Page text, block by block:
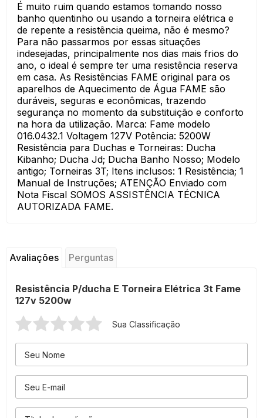
É muito ruim quando estamos tomando nosso
banho quentinho ou usando a torneira elétrica e
de repente a resistência queima, não é mesmo?
Para não passarmos por essas situações
indesejadas, principalmente nos dias mais frios do
ano, o ideal é sempre ter uma resistência reserva
em casa. As Resistências FAME original para os
aparelhos de Aquecimento de Água FAME são
duráveis, seguras e econômicas, trazendo
segurança no momento da substituição e conforto
na hora da utilização. Marca: Fame modelo
016.0432.1 Voltagem 127V Potência: 5200W
Resistência para Duchas e Torneiras: Ducha
Kibanho; Ducha Jd; Ducha Banho Nosso; Modelo
antigo; Torneiras 3T; Itens inclusos: 1 Resistência; 1
Manual de Instruções; ATENÇÃO Enviado com
Nota Fiscal SOMOS ASSISTÊNCIA TÉCNICA
AUTORIZADA FAME.
Avaliações Perguntas
Resistência P/ducha E Torneira Elétrica 3t Fame
127v 5200w
Sua Classificação